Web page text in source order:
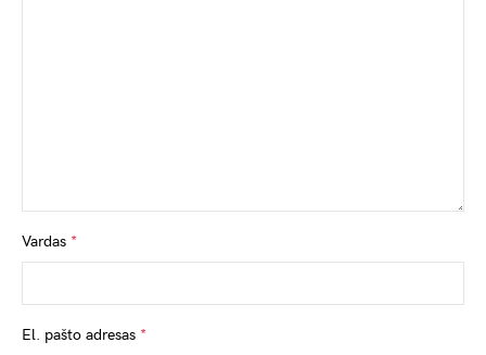
Vardas *
El. pašto adresas *